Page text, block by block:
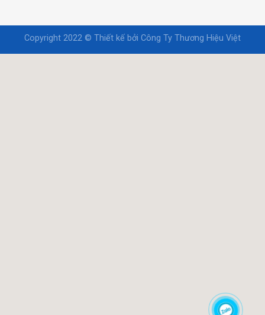
Copyright 2022 © Thiết kế bởi Công Ty Thương Hiệu Việt